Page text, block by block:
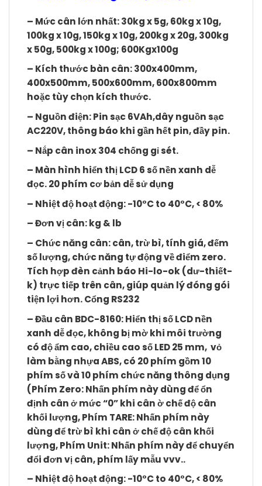
– Mức cân lớn nhất: 30kg x 5g, 60kg x 10g,
100kg x 10g, 150kg x 10g, 200kg x 20g, 300kg
x 50g, 500kg x 100g; 600Kgx100g
– Kích thước bàn cân: 300x400mm,
400x500mm, 500x600mm, 600x800mm
hoặc tùy chọn kích thước.
– Nguồn điện: Pin sạc 6VAh,dây nguồn sạc
AC220V, thông báo khi gần hết pin, đầy pin.
– Nắp cân inox 304 chống gỉ sét.
– Màn hình hiển thị LCD 6 số nền xanh dễ
đọc. 20 phím cơ bản dễ sử dụng
– Nhiệt độ hoạt động: -10°C to 40°C, < 80%
– Đơn vị cân: kg & lb
– Chức năng cân: cân, trừ bì, tính giá, đếm
số lượng, chức năng tự động về điểm zero.
Tích hợp đèn cảnh báo Hi-lo-ok (dư-thiết-
k) trực tiếp trên cân, giúp quản lý đóng gói
tiện lợi hơn. Cổng RS232
– Đầu cân BDC-8160: Hiển thị số LCD nền
xanh dễ đọc, không bị mờ khi môi trường
có độ ẩm cao, chiều cao số LED 25 mm, vỏ
làm bằng nhựa ABS, có 20 phím gồm 10
phím số và 10 phím chức năng thông dụng
(Phím Zero: Nhấn phím này dùng để ổn
định cân ở mức “0” khi cân ờ chế độ cân
khối lượng, Phím TARE: Nhấn phím này
dùng để trừ bì khi cân ở chế độ cân khối
lượng, Phím Unit: Nhấn phím này để chuyển
đổi đơn vị cân, phím lấy mẫu vvv..
– Nhiệt độ hoạt động: -10°C to 40°C, < 80%